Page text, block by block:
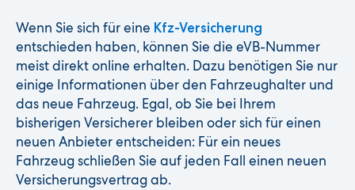
Wenn Sie sich für eine Kfz-Versicherung
entschieden haben, können Sie die eVB-Nummer
meist direkt online erhalten. Dazu benötigen Sie nur
einige Informationen über den Fahrzeughalter und
das neue Fahrzeug. Egal, ob Sie bei Ihrem
bisherigen Versicherer bleiben oder sich für einen
neuen Anbieter entscheiden: Für ein neues
Fahrzeug schließen Sie auf jeden Fall einen neuen
Versicherungsvertrag ab.